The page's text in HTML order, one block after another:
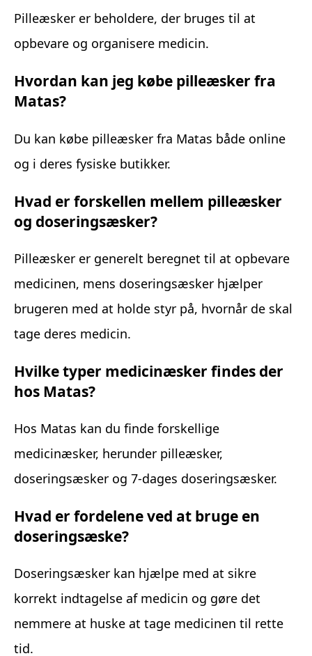
Pilleæsker er beholdere, der bruges til at
opbevare og organisere medicin.
Hvordan kan jeg købe pilleæsker fra
Matas?
Du kan købe pilleæsker fra Matas både online
og i deres fysiske butikker.
Hvad er forskellen mellem pilleæsker
og doseringsæsker?
Pilleæsker er generelt beregnet til at opbevare
medicinen, mens doseringsæsker hjælper
brugeren med at holde styr på, hvornår de skal
tage deres medicin.
Hvilke typer medicinæsker findes der
hos Matas?
Hos Matas kan du finde forskellige
medicinæsker, herunder pilleæsker,
doseringsæsker og 7-dages doseringsæsker.
Hvad er fordelene ved at bruge en
doseringsæske?
Doseringsæsker kan hjælpe med at sikre
korrekt indtagelse af medicin og gøre det
nemmere at huske at tage medicinen til rette
tid.